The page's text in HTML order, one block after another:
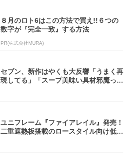
８月のロト6はこの方法で買え!!６つの
数字が『完全一致』する方法
PR(株式会社MURA)
セブン、新作はやくも大反響「うまく再
現してる」「スープ美味い具材邪魔って
ユニフレーム『ファイアレイル』発売！
二重遮熱板搭載のロースタイル向け低型